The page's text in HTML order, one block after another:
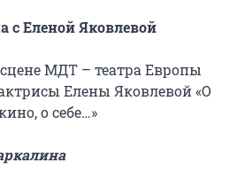
с Еленой Яковлевой
сцене МДТ – театра Европы
Елены Яковлевой «О
о себе…»